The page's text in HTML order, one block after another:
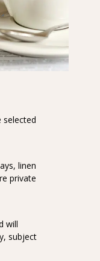
selected
linen
private
will
subject